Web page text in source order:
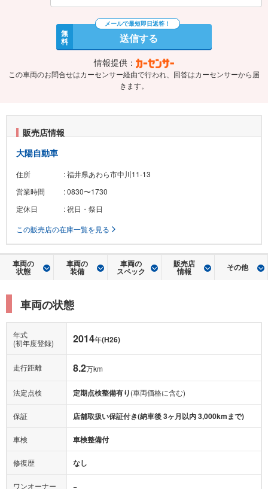
無
料 送信する
情報提供：
この車両のお問合せはカーセンサー経由で行われ、回答はカーセンサーから届
きます。
販売店情報
大陽自動車
住所
: 福井県あわら市中川11-13
営業時間
: 0830〜1730
定休日
: 祝日・祭日
この販売店の在庫一覧を見る
車両の
状態
車両の
装備
車両の
スペック
販売店
情報 その他
車両の状態
年式
(初年度登録)
2014年(H26)
走行距離 8.2万km
法定点検 定期点検整備有り(車両価格に含む)
保証 店舗取扱い保証付き(納車後 3ヶ月以内 3,000kmまで)
車検 車検整備付
修復歴 なし
ワンオーナー −